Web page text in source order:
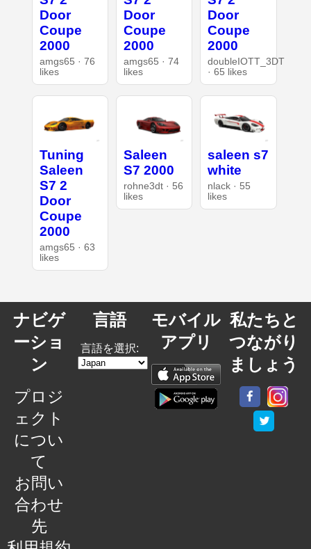
Door
Coupe
2000
amgs65 · 76
likes
Door
Coupe
2000
amgs65 · 74
likes
Door
Coupe
2000
doubleIOTT_3DT
· 65 likes
Tuning
Saleen
S7 2
Door
Coupe
2000
amgs65 · 63
likes
Saleen
S7 2000
rohne3dt · 56
likes
saleen s7
white
nlack · 55
likes
ナビゲ
ーショ
ン
プロジ
ェクト
につい
て
お問い
合わせ
先
言語
言語を選択:
モバイル
アプリ
私たちと
つながり
ましょう